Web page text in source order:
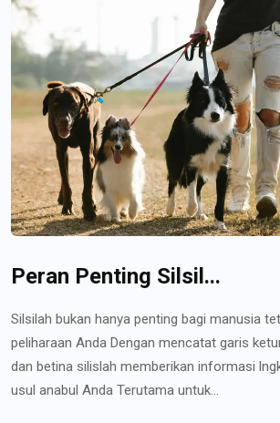
Peran Penting Silsil...
Silsilah bukan hanya penting bagi manusia
peliharaan Anda Dengan mencatat garis
dan betina silislah memberikan informasi
usul anabul Anda Terutama untuk...